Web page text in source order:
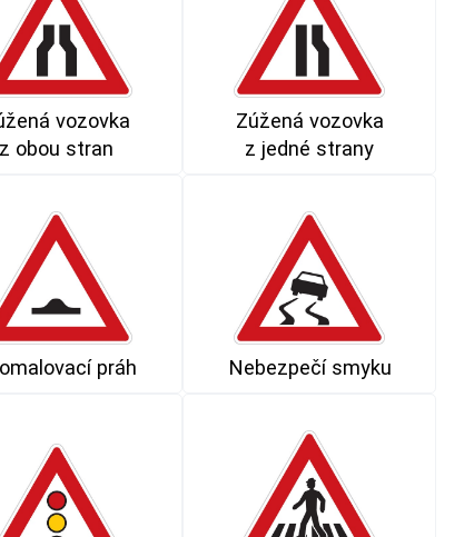
vozovka
z obou stran
Zúžená vozovka
z jedné strany
práh Nebezpečí smyku